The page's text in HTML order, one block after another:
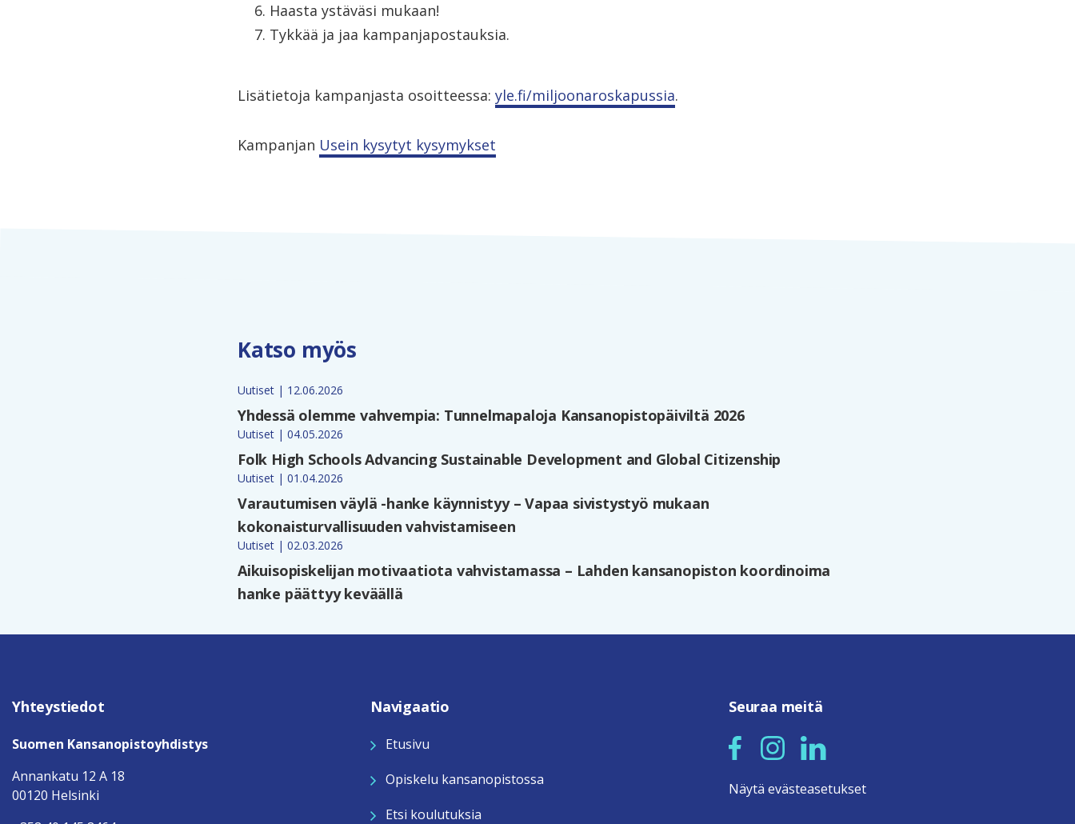
Haasta ystäväsi mukaan!
Tykkää ja jaa kampanjapostauksia.
Lisätietoja kampanjasta osoitteessa: yle.fi/miljoonaroskapussia.
Kampanjan Usein kysytyt kysymykset
Katso myös
Uutiset | 12.06.2026
Yhdessä olemme vahvempia: Tunnelmapaloja Kansanopistopäiviltä 2026
Uutiset | 04.05.2026
Folk High Schools Advancing Sustainable Development and Global Citizenship
Uutiset | 01.04.2026
Varautumisen väylä -hanke käynnistyy – Vapaa sivistystyö mukaan
kokonaisturvallisuuden vahvistamiseen
Uutiset | 02.03.2026
Aikuisopiskelijan motivaatiota vahvistamassa – Lahden kansanopiston koordinoima
hanke päättyy keväällä
Yhteystiedot
Suomen Kansanopistoyhdistys
Annankatu 12 A 18
00120 Helsinki
Navigaatio
Etusivu
Opiskelu kansanopistossa
Etsi koulutuksia
Seuraa meitä
Näytä evästeasetukset